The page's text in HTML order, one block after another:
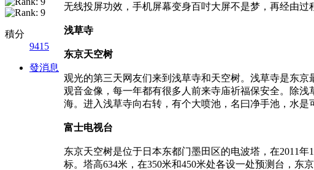
積分
9415
發消息
无线投屏功效，手机屏幕变身百吋大屏不是梦，再经由过
浅草寺
东京天空树
观光的第三天网友们来到浅草寺和天空树。浅草寺是东
观音金像，每一年都有很多人前来寺庙祈福保安全。除
海。进入浅草寺向右转，有个大喷池，名曰净手池，水
富士电视台
东京天空树是位于日本东都门墨田区的电波塔，在2011
标。塔高634米，在350米和450米处各设一处预测台，